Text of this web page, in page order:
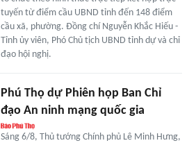
tuyến từ điểm cầu UBND tỉnh đến 148 điểm
cầu xã, phường. Đồng chí Nguyễn Khắc Hiếu -
Tỉnh ủy viên, Phó Chủ tịch UBND tỉnh dự và chỉ
đạo hội nghị.
Phú Thọ dự Phiên họp Ban Chỉ
đạo An ninh mạng quốc gia
Sáng 6/8, Thủ tướng Chính phủ Lê Minh Hưng,